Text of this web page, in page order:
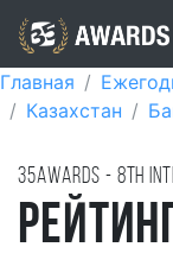
Главная
Казахстан
35AWARDS - 8TH